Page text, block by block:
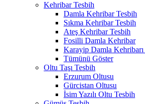
Kehribar Tesbih
Damla Kehribar Tesbih
Sıkma Kehribar Tesbih
Ateş Kehribar Tesbih
Fosilli Damla Kehribar
Karayip Damla
Tümünü Göster
Oltu Taşı Tesbih
Erzurum Oltusu
Gürcistan Oltusu
İsim Yazılı Oltu Tesbih